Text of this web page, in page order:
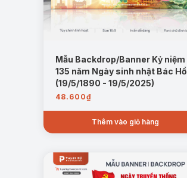
Mẫu Backdrop/Banner Kỷ niệm
135 năm Ngày sinh nhật Bác Hồ
(19/5/1890 - 19/5/2025)
48.600₫
Thêm vào giỏ hàng